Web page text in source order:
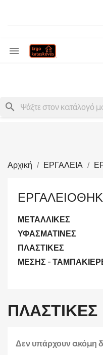

search
Αρχική ΕΡΓΑΛΕΙΑ
ΜΕΤΑΛΛΙΚΕΣ
ΥΦΑΣΜΑΤΙΝΕΣ
ΠΛΑΣΤΙΚΕΣ
ΜΕΣΗΣ -
ΠΛΑΣΤΙΚΕΣ
Δεν υπάρχουν ακόμη